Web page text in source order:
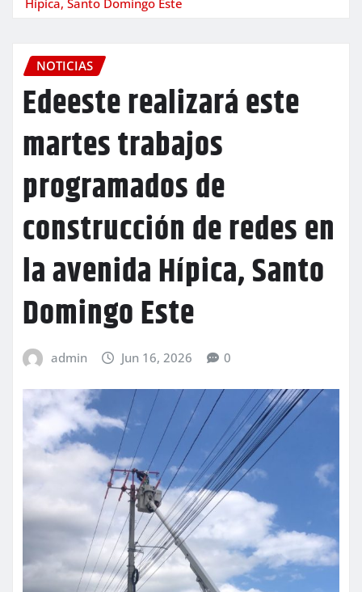
NOTICIAS
Edeeste realizará este
martes trabajos
programados de
construcción de redes en
la avenida Hípica, Santo
Domingo Este
admin Jun 16, 2026 0